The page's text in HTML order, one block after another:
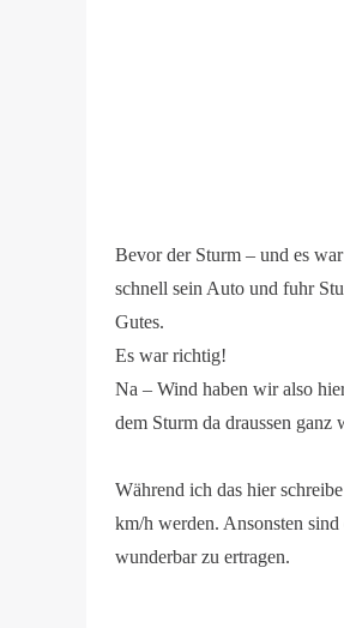
Bevor der Sturm – und es
schnell sein Auto und fuhr
Gutes.
Es war richtig!
Na – Wind haben wir also
dem Sturm da draussen ganz
Während ich das hier
km/h werden. Ansonsten
wunderbar zu ertragen.